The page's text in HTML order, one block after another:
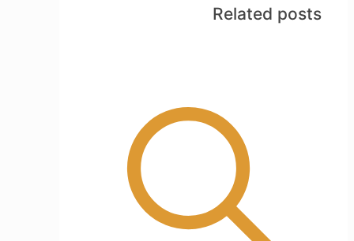
Related posts